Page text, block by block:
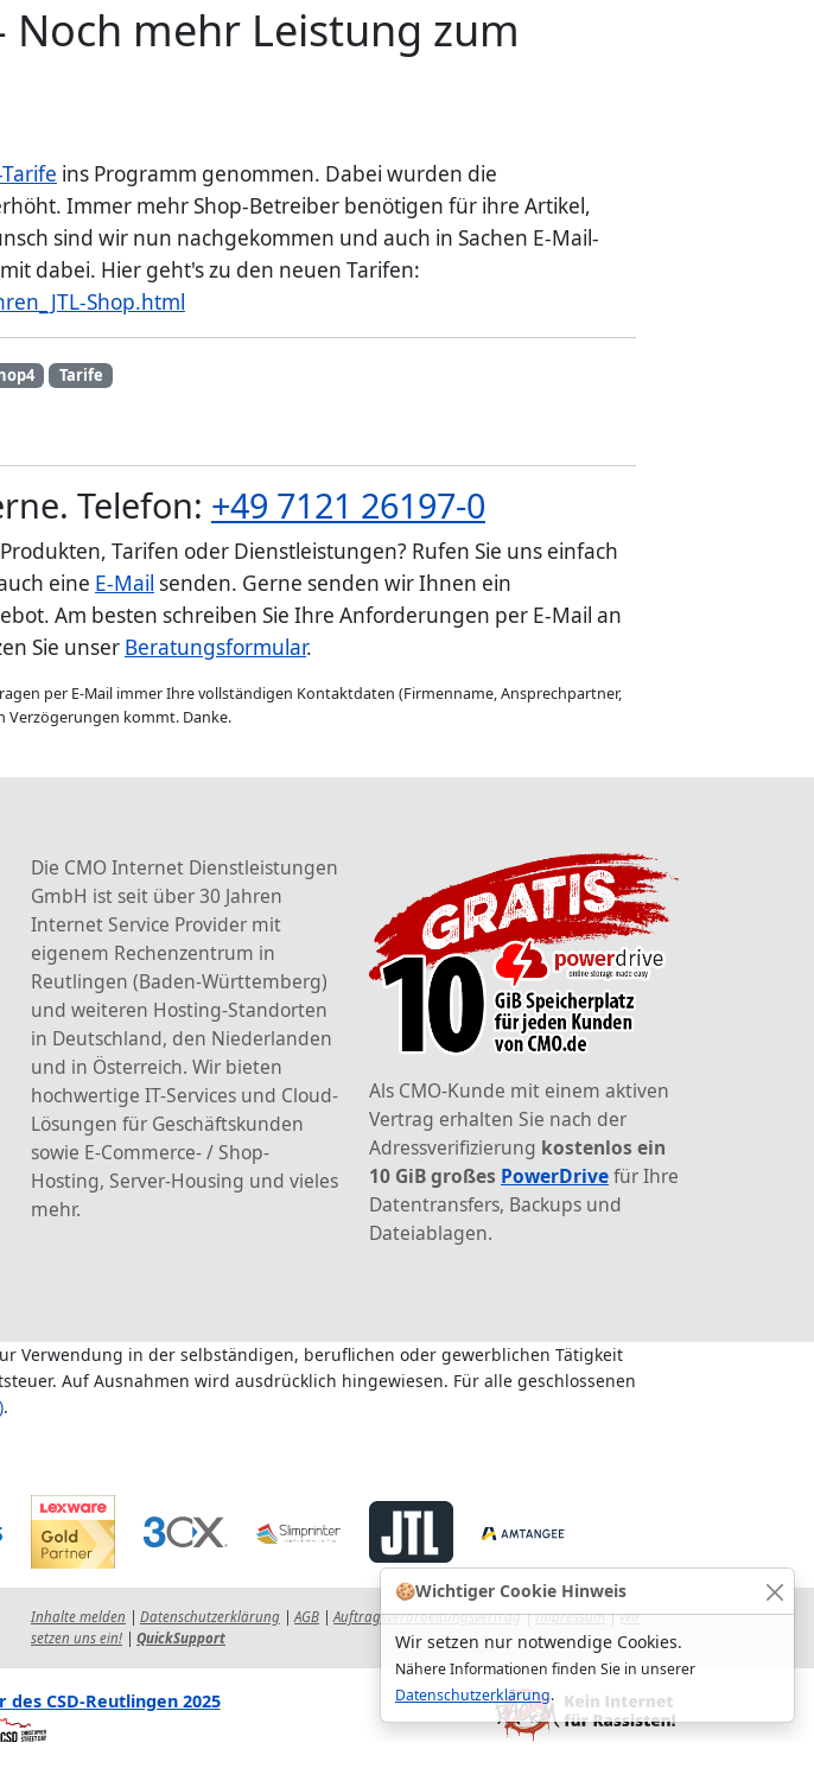
🍪Wichtiger Cookie Hinweis
Wir setzen nur notwendige Cookies.
Nähere Informationen finden Sie in unserer
Datenschutzerklärung.
Noch mehr Leistung zum
ins Programm genommen. Dabei wurden die
Immer mehr Shop-Betreiber benötigen für ihre Artikel,
sind wir nun nachgekommen und auch in Sachen E-Mail-
dabei. Hier geht's zu den neuen Tarifen:
Shop.html
Tarife
Telefon: +49 7121 26197-0
Tarifen oder Dienstleistungen? Rufen Sie uns einfach
eine E-Mail senden. Gerne senden wir Ihnen ein
Am besten schreiben Sie Ihre Anforderungen per E-Mail an
Sie unser Beratungsformular.
per E-Mail immer Ihre vollständigen Kontaktdaten (Firmenname, Ansprechpartner,
Verzögerungen kommt. Danke.
Die CMO Internet Dienstleistungen
GmbH ist seit über 30 Jahren
Internet Service Provider mit
eigenem Rechenzentrum in
Reutlingen (Baden-Württemberg)
und weiteren Hosting-Standorten
in Deutschland, den Niederlanden
und in Österreich. Wir bieten
hochwertige IT-Services und Cloud-
Lösungen für Geschäftskunden
sowie E-Commerce- / Shop-
Hosting, Server-Housing und vieles
mehr.
Als CMO-Kunde mit einem aktiven
Vertrag erhalten Sie nach der
Adressverifizierung kostenlos ein
10 GiB großes PowerDrivefür Ihre
Datentransfers, Backups und
Dateiablagen.
Verwendung in der selbständigen, beruflichen oder gewerblichen Tätigkeit
Auf Ausnahmen wird ausdrücklich hingewiesen. Für alle geschlossenen
.
Inhalte melden Datenschutzerklärung |AGB |Auftragsverarbeitungsvertrag|Impressum|Wir
setzen uns ein!
QuickSupport
CSD-Reutlingen 2025